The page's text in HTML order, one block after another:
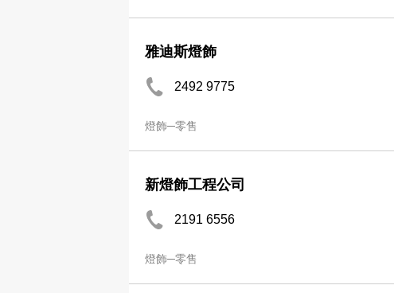
雅迪斯燈飾
2492 9775
燈飾─零售
新燈飾工程公司
2191 6556
燈飾─零售